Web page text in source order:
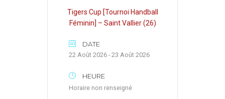
Tigers Cup [Tournoi Handball
Féminin] – Saint Vallier (26)
DATE
22 Août 2026 - 23 Août 2026
HEURE
Horaire non renseigné